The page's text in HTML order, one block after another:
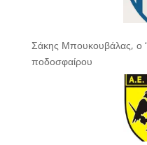
Σάκης Μπουκουβάλας, ο
ποδοσφαίρου